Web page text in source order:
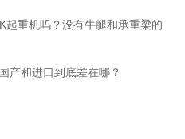
起重机吗？没有牛腿和承重梁的
产和进口到底差在哪？